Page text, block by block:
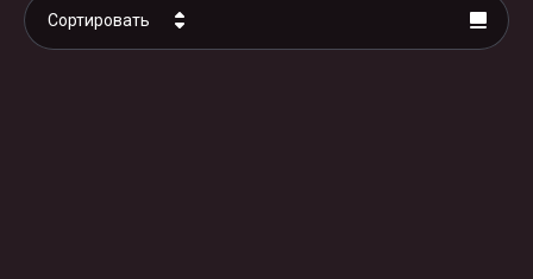
Сортировать